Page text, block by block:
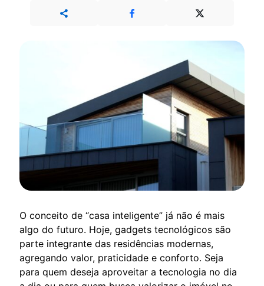
O conceito de “casa inteligente” já não é mais
algo do futuro. Hoje, gadgets tecnológicos são
parte integrante das residências modernas,
agregando valor, praticidade e conforto. Seja
para quem deseja aproveitar a tecnologia no dia